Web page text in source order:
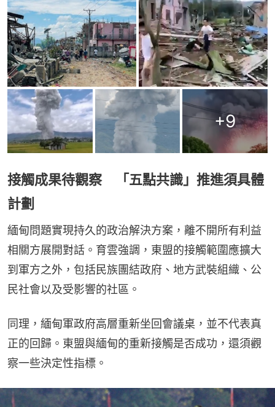
+9
接觸成果待觀察 「五點共識」推進須具體
計劃
緬甸問題實現持久的政治解決方案，離不開所有利益
相關方展開對話。育雲強調，東盟的接觸範圍應擴大
到軍方之外，包括民族團結政府、地方武裝組織、公
民社會以及受影響的社區。
同理，緬甸軍政府高層重新坐回會議桌，並不代表真
正的回歸。東盟與緬甸的重新接觸是否成功，還須觀
察一些決定性指標。